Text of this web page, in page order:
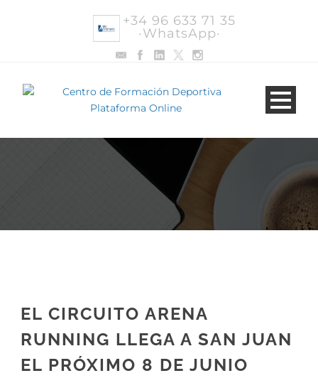
+34 96 633 71 35
·WhatsApp·
EL CIRCUITO ARENA
RUNNING LLEGA A SAN JUAN
EL PRÓXIMO 8 DE JUNIO